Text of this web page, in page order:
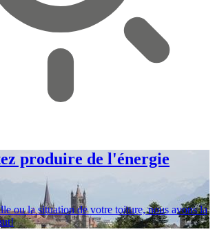
produire de l'énergie
ou la situation de votre toiture, nous avons la